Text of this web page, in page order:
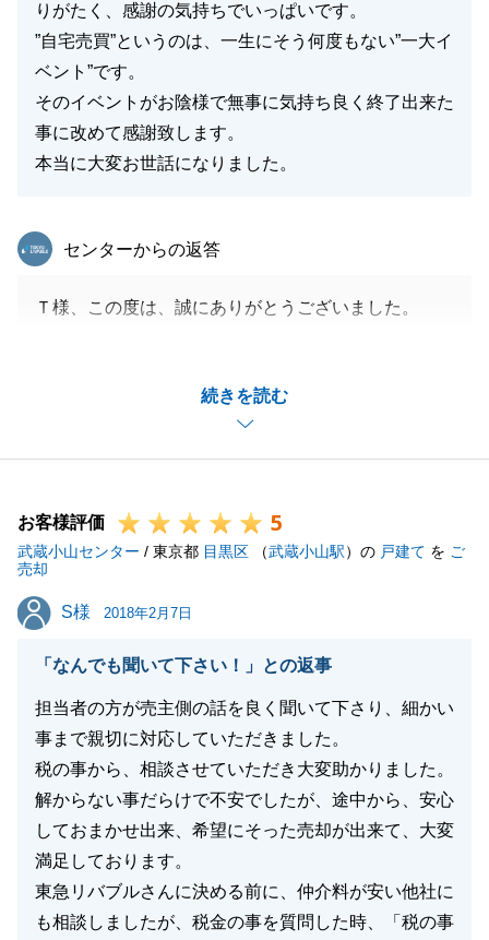
りがたく、感謝の気持ちでいっぱいです。
”自宅売買”というのは、一生にそう何度もない”一大イ
ベント”です。
そのイベントがお陰様で無事に気持ち良く終了出来た
事に改めて感謝致します。
本当に大変お世話になりました。
続きを読む
東急リバブル
センターからの返答
Ｔ様、この度は、誠にありがとうございました。
最後まで、滞りなく手続きを進めることができ、大変
良かったと考えております。
円滑に進めることができたのも、Ｔ様のお人柄のおか
げもあります。
今後もご縁がありましたら、気軽にお声かけくださ
い。
今後ともよろしくお願い致します。
閉じる
お客様評価 5
武蔵小山センター / 東京都 目黒区 （武蔵小山駅）の 戸建て を ご
売却
S様
S様 2018年2月7日
「なんでも聞いて下さい！」との返事
担当者の方が売主側の話を良く聞いて下さり、細かい
事まで親切に対応していただきました。
税の事から、相談させていただき大変助かりました。
解からない事だらけで不安でしたが、途中から、安心
しておまかせ出来、希望にそった売却が出来て、大変
満足しております。
東急リバブルさんに決める前に、仲介料が安い他社に
も相談しましたが、税金の事を質問した時、「税の事